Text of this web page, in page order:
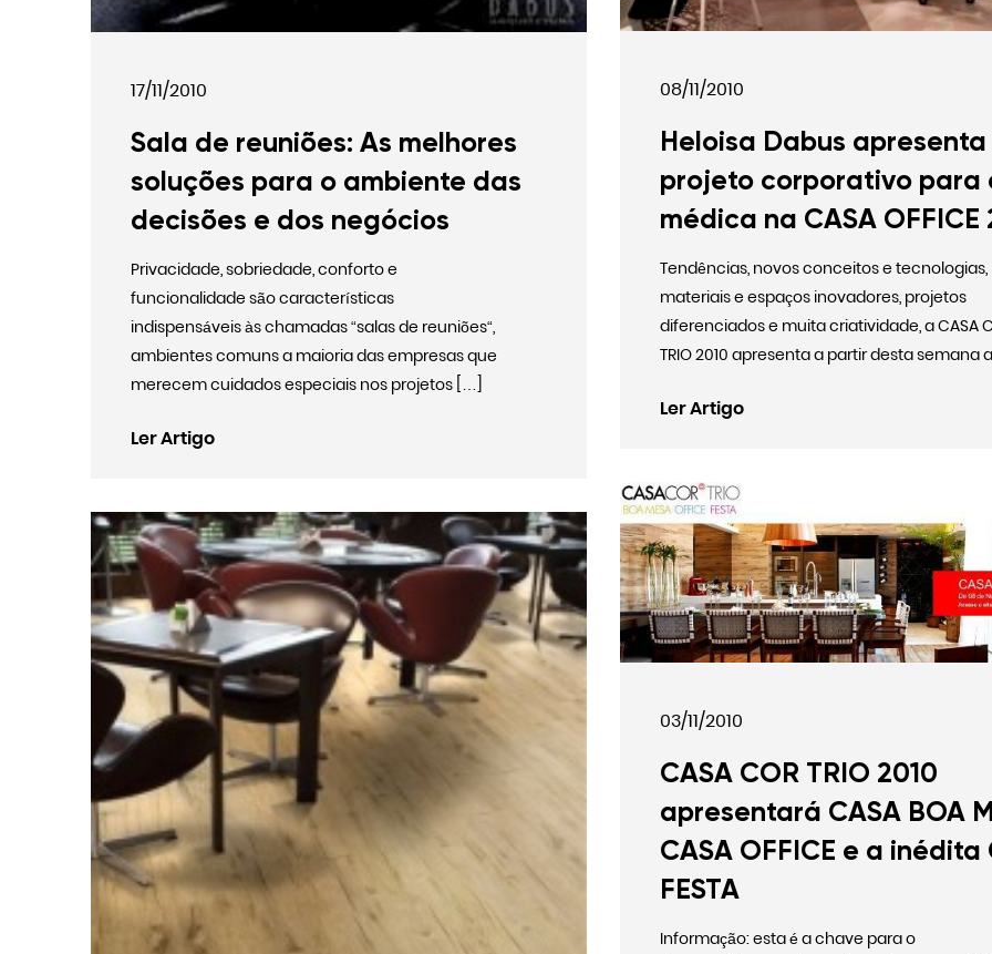
17/11/2010
Sala de reuniões: As melhores
soluções para o ambiente das
decisões e dos negócios
Privacidade, sobriedade, conforto e
funcionalidade são características
indispensáveis às chamadas “salas de reuniões“,
ambientes comuns a maioria das empresas que
merecem cuidados especiais nos projetos […]
Ler Artigo
08/11/2010
Heloisa Dabus apresenta
projeto corporativo para
médica na CASA OFFICE
Tendências, novos conceitos e tecnologias,
materiais e espaços inovadores, projetos
diferenciados e muita criatividade, a CASA
TRIO 2010 apresenta a partir desta semana
Ler Artigo
03/11/2010
CASA COR TRIO 2010
apresentará CASA BOA
CASA OFFICE e a inédita
FESTA
Informação: esta é a chave para o